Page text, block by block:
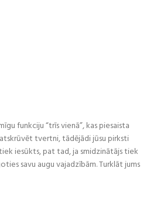
funkciju “trīs vienā”, kas piesaista
tvertni, tādējādi jūsu pirksti
iesūkts, pat tad, ja smidzinātājs tiek
savu augu vajadzībām. Turklāt jums